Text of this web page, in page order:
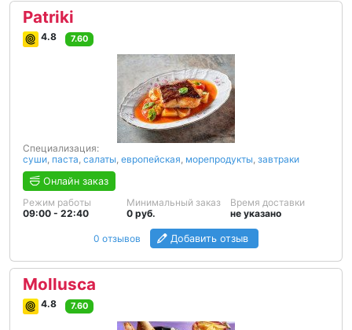
Patriki
4.8 7.60
Специализация:
суши, паста, салаты, европейская, морепродукты, завтраки
Онлайн заказ
Режим работы
09:00 - 22:40
Минимальный заказ
0 руб.
Время доставки
не указано
0 отзывов Добавить отзыв
Mollusca
4.8 7.60